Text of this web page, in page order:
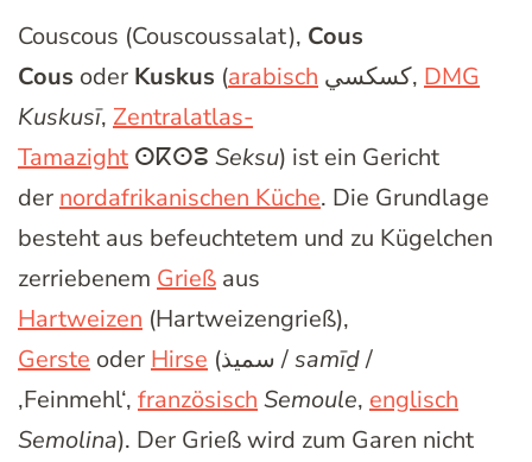
Couscous (Couscoussalat), Cous
Cous oder Kuskus (arabisch كسكسي, DMG
Kuskusī, Zentralatlas-
Tamazight ⵙⴽⵙⵓ Seksu) ist ein Gericht
der nordafrikanischen Küche. Die Grundlage
besteht aus befeuchtetem und zu Kügelchen
zerriebenem Grieß aus
Hartweizen (Hartweizengrieß),
Gerste oder Hirse (سميذ /samīḏ/
‚Feinmehl‘, französisch Semoule, englisch
Semolina). Der Grieß wird zum Garen nicht